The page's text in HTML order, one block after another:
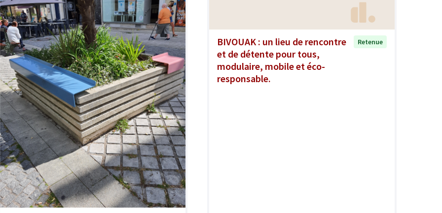
BIVOUAK : un lieu de rencontre
et de détente pour tous,
modulaire, mobile et éco-
responsable.
Retenue